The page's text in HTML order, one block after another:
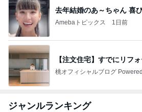
去年結婚のあ～ちゃん 喜
Amebaトピックス 1日前
【注文住宅】すでにリフ
桃オフィシャルブログ
ジャンルランキング